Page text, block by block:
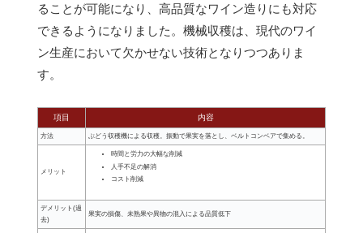
ることが可能になり、高品質なワイン造りにも対応
できるようになりました。機械収穫は、現代のワイ
ン生産において欠かせない技術となりつつありま
す。
項目 内容
方法 ぶどう収穫機による収穫。振動で果実を落とし、ベルトコンベアで集める。
メリット
時間と労力の大幅な削減
人手不足の解消
コスト削減
デメリット(過
去)
果実の損傷、未熟果や異物の混入による品質低下